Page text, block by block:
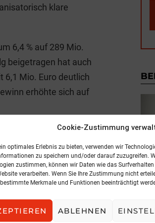
Cookie-Zustimmung
optimales Erlebnis zu bieten, verwenden wir
zu speichern und/oder darauf zuzugreifen.
zustimmen, können wir Daten wie das
verarbeiten. Wenn Sie Ihre Zustimmung nicht
Merkmale und Funktionen beeinträchtigt
ABLEHNEN
klare
6,4 % auf 289 Mio.
beigetragen hat auch
6,1 Mio. Euro deutlich
erhöhte sich auf
Zeichen effizienter
S&P Global
des Ratings von „A“
und der Slowakei